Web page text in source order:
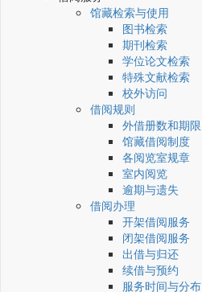
馆藏检索与使用
图书检索
期刊检索
学位论文检索
特殊文献检索
校外访问
借阅规则
外借册数和期限
馆藏借阅制度
各阅览室规章
室内阅览
逾期与遗失
借阅办理
开架借阅服务
闭架借阅服务
出借与归还
续借与预约
服务时间与分布